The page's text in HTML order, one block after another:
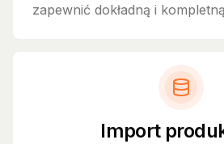
zapewnić dokładną i
Import